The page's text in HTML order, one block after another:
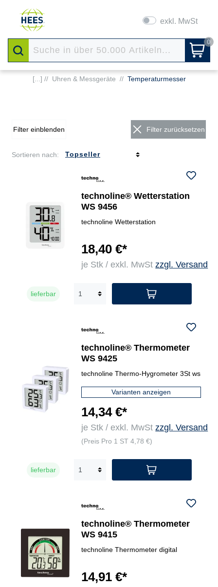
exkl. MwSt
0
[...] // Uhren & Messgeräte // Temperaturmesser
Filter einblenden Filter zurücksetzen
Sortieren nach:
technoline® Wetterstation
WS 9456
technoline Wetterstation
18,40 €*
je Stk / exkl. MwStzzgl. Versand
lieferbar
technoline® Thermometer
WS 9425
technoline Thermo-Hygrometer 3St ws
Varianten anzeigen
14,34 €*
je Stk / exkl. MwStzzgl. Versand
(Preis Pro 1 ST 4,78 €)
lieferbar
technoline® Thermometer
WS 9415
technoline Thermometer digital
14,91 €*